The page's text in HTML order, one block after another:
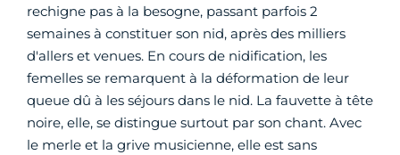
rechigne pas à la besogne, passant parfois 2
semaines à constituer son nid, après des milliers
d'allers et venues. En cours de nidification, les
femelles se remarquent à la déformation de leur
queue dû à les séjours dans le nid. La fauvette à tête
noire, elle, se distingue surtout par son chant. Avec
le merle et la grive musicienne, elle est sans